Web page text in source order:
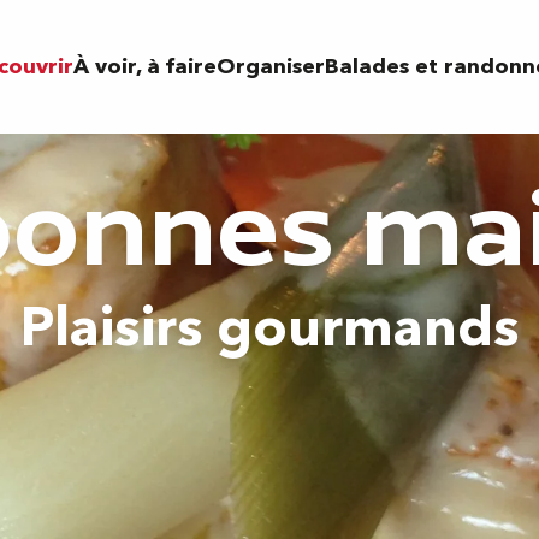
À voir, à faireOrganiserBalades et
Plaisirs gourmands